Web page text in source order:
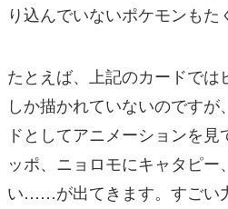
り込んでいないポケモンもた
たとえば、上記のカードで
しか描かれていないのです
ドとしてアニメーションを
ッポ、ニョロモにキャタピ
い……が出てきます。すごい